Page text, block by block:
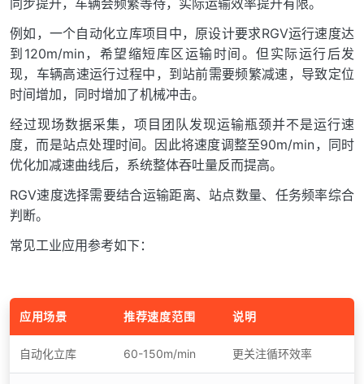
同步提升，车辆会频繁等待，实际运输效率提升有限。
例如，一个自动化立库项目中，原设计要求RGV运行速度达
到120m/min，希望缩短库区运输时间。但实际运行后发
现，车辆高速运行过程中，到站前需要频繁减速，导致定位
时间增加，同时增加了机械冲击。
经过现场数据采集，项目团队发现运输瓶颈并不是运行速
度，而是站点处理时间。因此将速度调整至90m/min，同时
优化加减速曲线后，系统整体吞吐量反而提高。
RGV速度选择需要结合运输距离、站点数量、任务频率综合
判断。
常见工业应用参考如下：
应用场景 推荐速度范围 说明
自动化立库 60-150m/min 更关注循环效率